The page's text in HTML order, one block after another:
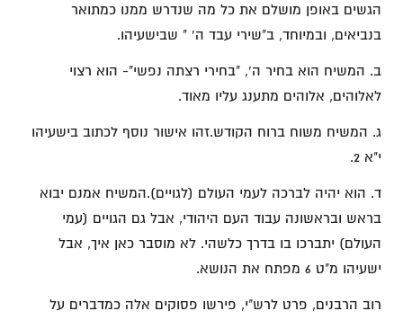
הגשים באופן מושלם את כל מה שנדרש ממנו כמתואר
בנביאים, ובמיוחד, ב"שירי עבד ה' " שבישעיהו.
ב. המשיח הוא בחיר ה', "בחירי רצתה נפשי"- הוא רצוי
לאלוהים, אלוהים מתענג עליו מאוד.
ג. המשיח משוח ברוח הקודש.זהו אישור נוסף לכתוב בישעיהו
י"א 2.
ד. הוא יהיה לברכה לעמי העולם (לגויים).המשיח אמנם יבוא
בראש ובראשונה עבוד העם היהודי, אבל גם הגויים (עמי
העולם) יתברכו בו בדרך כלשהי. לא מוסבר כאן איך, אבל
ישעיהו מ"ט 6 מפתח את הנושא.
רוב הרבנים, פרט לרש"י, פירשו פסוקים אלה כמדברים על